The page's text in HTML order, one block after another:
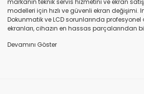
markanın teknik servis hizmetini ve ekran
modelleri için hızlı ve güvenli ekran değişimi.
Dokunmatik ve LCD sorunlarında
ekranları, cihazın en hassas parçalarından
uyumlu olup olmadığına dikkat ediniz. HK-